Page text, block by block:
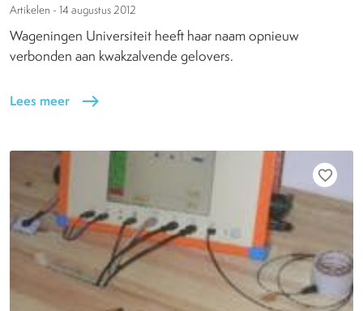
Artikelen - 14 augustus 2012
Wageningen Universiteit heeft haar naam opnieuw
verbonden aan kwakzalvende gelovers.
Lees meer east
favorite_border